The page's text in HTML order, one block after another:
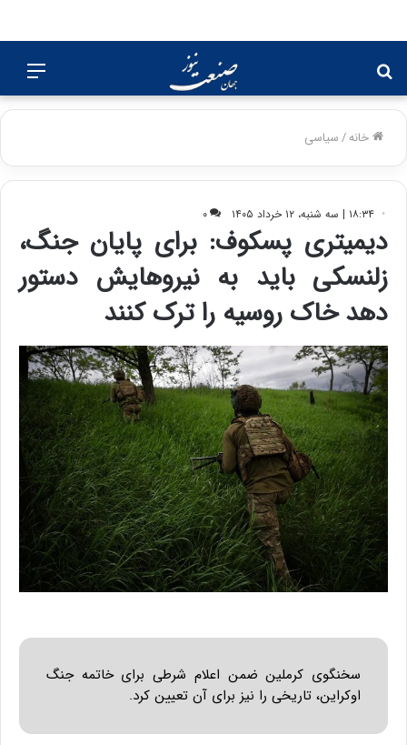
برای
خانه/سیاسی
۱۸:۳۴ | سه شنبه، ۱۲ خرداد ۱۴۰۵ ۰
دیمیتری پسکوف: برای پایان جنگ،‌
زلنسکی باید به نیروهایش دستور
دهد خاک روسیه را ترک کنند
سخنگوی کرملین ضمن اعلام شرطی برای خاتمه جنگ
اوکراین، تاریخی را نیز برای آن تعیین کرد.